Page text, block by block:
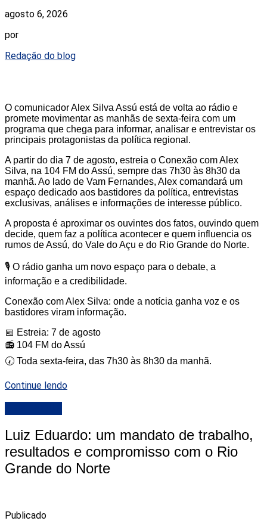
agosto 6, 2026
por
Redação do blog
O comunicador Alex Silva Assú está de volta ao rádio e
promete movimentar as manhãs de sexta-feira com um
programa que chega para informar, analisar e entrevistar os
principais protagonistas da política regional.
A partir do dia 7 de agosto, estreia o Conexão com Alex
Silva, na 104 FM do Assú, sempre das 7h30 às 8h30 da
manhã. Ao lado de Vam Fernandes, Alex comandará um
espaço dedicado aos bastidores da política, entrevistas
exclusivas, análises e informações de interesse público.
A proposta é aproximar os ouvintes dos fatos, ouvindo quem
decide, quem faz a política acontecer e quem influencia os
rumos de Assú, do Vale do Açu e do Rio Grande do Norte.
🎙️ O rádio ganha um novo espaço para o debate, a
informação e a credibilidade.
Conexão com Alex Silva: onde a notícia ganha voz e os
bastidores viram informação.
📅 Estreia: 7 de agosto
📻 104 FM do Assú
🕢 Toda sexta-feira, das 7h30 às 8h30 da manhã.
Continue lendo
Luiz Eduardo: um mandato de trabalho,
resultados e compromisso com o Rio
Grande do Norte
Publicado